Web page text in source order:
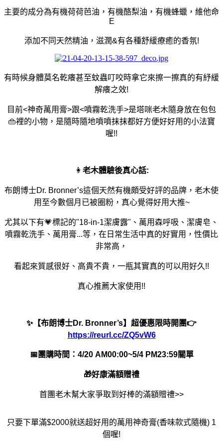
主要的成分為有機荷荷芭油，有機酪梨油，有機蜂蠟，維他命
E
添加不同天然精油，滋潤&有各種舒緩療癒的香氛!
有時候身體莫名乾癢甚至蚊蟲叮咬時拿它來擦一擦真的有紓緩
解癢之效!
目前<神奇萬用膏>跟<噴霧乾洗手>是塔咪老木隨身放在包包
👜裡的小物，是隨時隨地噴噴抹抹都好方便好好用的小法寶
喔!!
👩 老木體驗後真心話:
布朗博士Dr. Bronner’s這個天然有機頗受好評的品牌，老木使
用至今數個月已被圈粉，真心覺得好用大推~
尤其以下有💗標記的"18-in-1潔膚露"、萬用森呼吸、潔膚皂、
噴霧乾洗手、萬用膏...等，在日常生活中真的好實用，性價比
非常高，
看起來質感很好、高貴不貴，一瓶其實真的可以用好久!!
真心推薦大家使用!!
✨【布朗博士Dr. Bronner’s】超優惠限時開團👉
https://reurl.cc/ZQ5vW6
📅 團購時間：4/20 AM00:00~5/4 PM23:59關單
🎁好康滿額贈禮
首團老木幫大家爭取到好棒的滿額贈禮>>
只要下單滿$2000就送超好用的萬用神奇膏(香味款式隨機) 1
個喔!